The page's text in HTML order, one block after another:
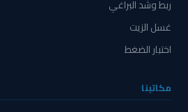
ربط وشد البراغي
غسل الزيت
اختبار الضغط
مكاتبنا